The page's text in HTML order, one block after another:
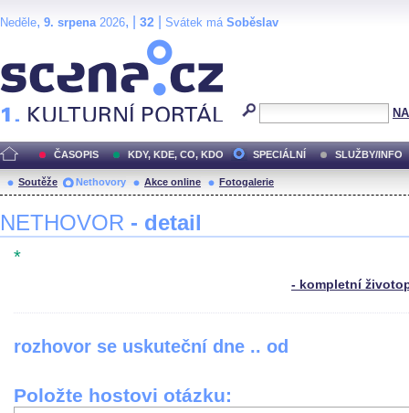
Neděle, 9. srpena2026, | 32 Svátek má Soběslav
ČASOPIS KDY, KDE, CO, KDO SPECIÁLNÍ SLUŽBY/INFO
Soutěže Nethovory Akce online Fotogalerie
NETHOVOR - detail
*
- kompletní
rozhovor se uskuteční dne .. od
Položte hostovi otázku: